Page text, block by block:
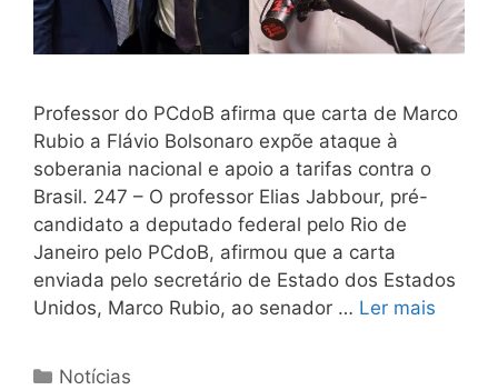
Professor do PCdoB afirma que carta de Marco
Rubio a Flávio Bolsonaro expõe ataque à
soberania nacional e apoio a tarifas contra o
Brasil. 247 – O professor Elias Jabbour, pré-
candidato a deputado federal pelo Rio de
Janeiro pelo PCdoB, afirmou que a carta
enviada pelo secretário de Estado dos Estados
Unidos, Marco Rubio, ao senador … Ler mais
Notícias